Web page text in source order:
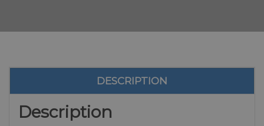
DESCRIPTION
Description